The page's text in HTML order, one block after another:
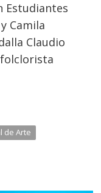
Estudiantes
Camila
Claudio
de Arte